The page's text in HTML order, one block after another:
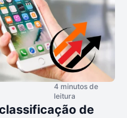
4 minutos de
leitura
de